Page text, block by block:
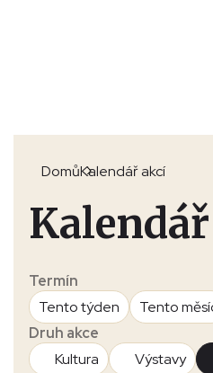
DomůKalendář akcí
Termín
Tento týden
Tento
Druh akce
Kultura
Výstavy